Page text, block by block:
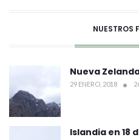
NUESTROS
Nueva
29 ENERO, 2018
Islandia en 18